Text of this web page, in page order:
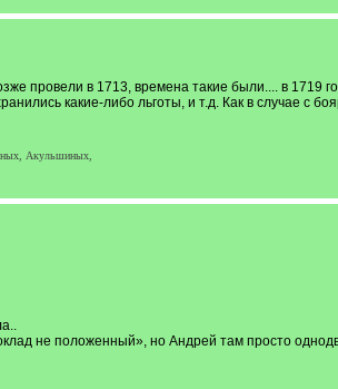
провели в 1713, времена такие были.... в 1719
какие-либо льготы, и т.д. Как в случае с
Акульшиных,
не положенный», но Андрей там просто